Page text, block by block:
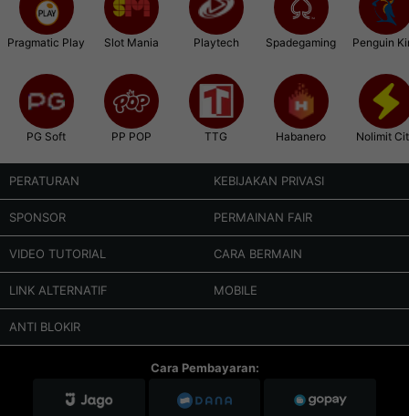
Pragmatic Play
PG Soft
Slot Mania
PP POP
Playtech
TTG
Spadegaming
Habanero
Penguin
Nolimit
PERATURAN KEBIJAKAN PRIVASI
SPONSOR PERMAINAN FAIR
VIDEO TUTORIAL CARA BERMAIN
LINK ALTERNATIF MOBILE
ANTI BLOKIR
Cara Pembayaran: